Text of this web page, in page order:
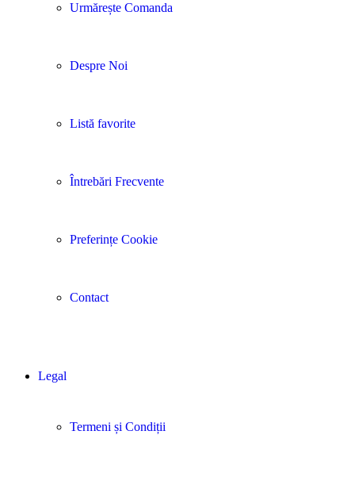
Urmărește Comanda
Despre Noi
Listă favorite
Întrebări Frecvente
Preferințe Cookie
Contact
Legal
Termeni și Condiții